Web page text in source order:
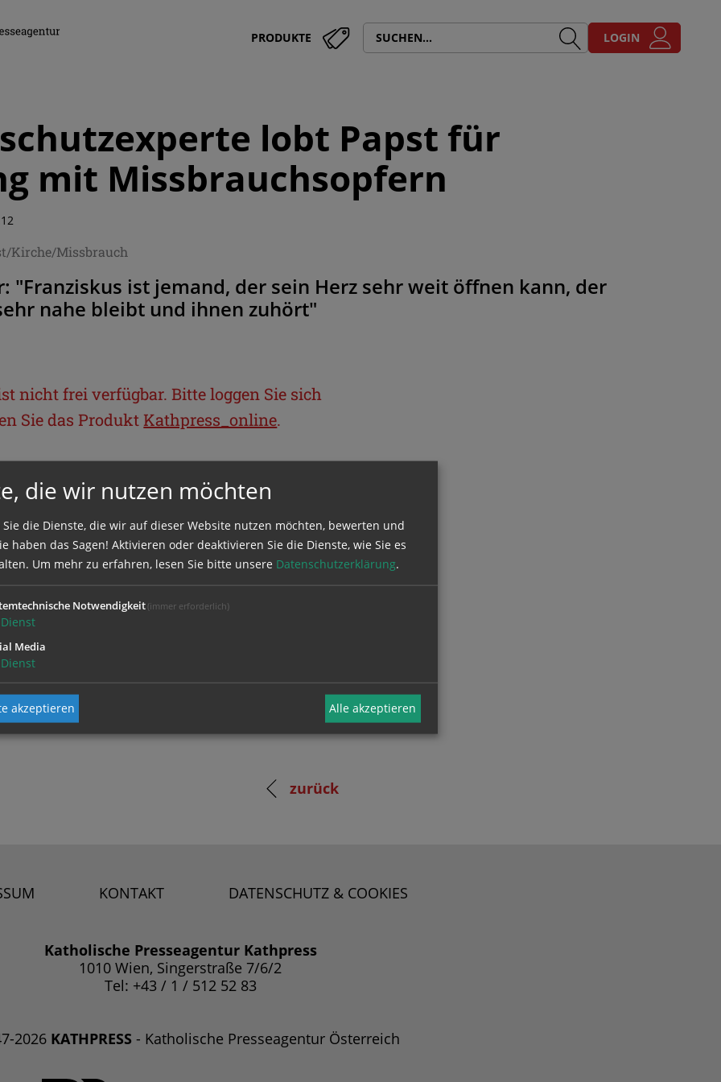
PRODUKTE LOGIN
lobt Papst für
mit Missbrauchsopfern
Kirche/Missbrauch
"Franziskus ist jemand, der sein Herz sehr weit öffnen kann, der
nahe bleibt und ihnen zuhört"
nicht frei verfügbar. Bitte loggen Sie sich
Sie das Produkt Kathpress_online.
sich mit Ihrem Benutzernamen und
zurück
KONTAKT DATENSCHUTZ & COOKIES
Katholische Presseagentur Kathpress
1010 Wien, Singerstraße 7/6/2
Tel: +43 / 1 / 512 52 83
2026 KATHPRESS - Katholische Presseagentur Österreich
die wir nutzen möchten
Sie die Dienste, die wir auf dieser Website nutzen möchten, bewerten und
haben das Sagen! Aktivieren oder deaktivieren Sie die Dienste, wie Sie es
Um mehr zu erfahren, lesen Sie bitte unsere Datenschutzerklärung.
Notwendigkeit (immer erforderlich)
Dienst
Media
Dienst
akzeptieren Alle akzeptieren